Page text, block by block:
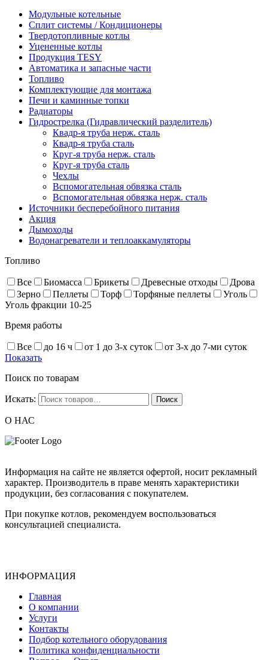
Модульные котельные
Сплит системы / Кондиционеры
Твердотопливные котлы
Уцененные котлы
Продукция TESY
Автоматика и запасные части
Топливо
Комплектующие для монтажа
Печи и каминные топки
Радиаторы
Гидрострелка (Гидравлический разделитель)
Квадр-я труба нерж. сталь
Квадр-я труба сталь
Круг-я труба нерж. сталь
Круг-я труба сталь
Чехлы
Вспомогательная обвязка сталь
Вспомогательная обвязка нерж. сталь
Источники бесперебойного питания
Акция
Дымоходы
Водонагреватели и теплоаккамуляторы
Топливо
Все Биомасса Брикеты Древесные отходы
Дрова
Зерно
Пеллеты Торф Торфяные пеллеты
Уголь
Уголь фракции 10-25
Время работы
Все до 16 ч от 1 до 3-х суток
от 3-х до 7-ми суток
Показать
Поиск по товарам
Искать:
О НАС
Информация на сайте не является офертой, носит рекламный
характер. Производитель в праве менять характеристики
продукции, без согласования с покупателем.
При покупке котлов, рекомендуем воспользоваться
консультацией специалиста.
ИНФОРМАЦИЯ
Главная
О компании
Услуги
Контакты
Подбор котельного оборудования
Политика конфиденциальности